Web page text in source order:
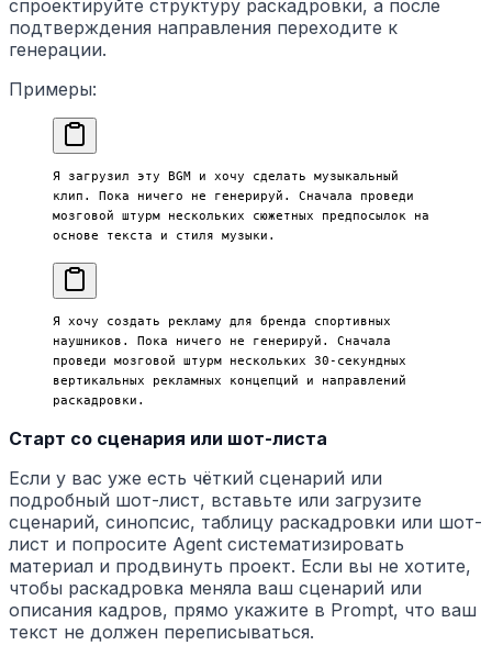
спроектируйте структуру раскадровки, а после
подтверждения направления переходите к
генерации.
Примеры:
Я загрузил эту BGM и хочу сделать музыкальный
клип. Пока ничего не генерируй. Сначала проведи
мозговой штурм нескольких сюжетных предпосылок на
основе текста и стиля музыки.
Я хочу создать рекламу для бренда спортивных
наушников. Пока ничего не генерируй. Сначала
проведи мозговой штурм нескольких 30-секундных
вертикальных рекламных концепций и направлений
раскадровки.
Старт со сценария или шот-листа
Если у вас уже есть чёткий сценарий или
подробный шот-лист, вставьте или загрузите
сценарий, синопсис, таблицу раскадровки или шот-
лист и попросите Agent систематизировать
материал и продвинуть проект. Если вы не хотите,
чтобы раскадровка меняла ваш сценарий или
описания кадров, прямо укажите в Prompt, что ваш
текст не должен переписываться.